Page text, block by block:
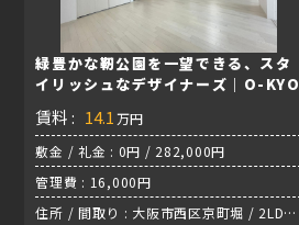
緑豊かな靭公園を一望できる、スタ
イリッシュなデザイナーズ｜O-KYO
賃料 : 14.1 万円
敷金 / 礼金 : 0円 / 282,000円
管理費 : 16,000円
住所 / 間取り : 大阪市西区京町堀 / 2LDK/